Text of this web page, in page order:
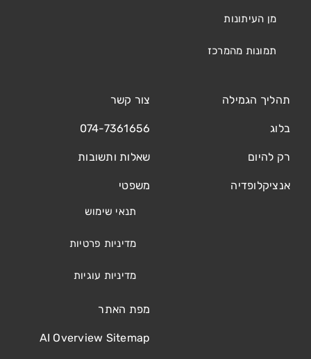
מן העיתונות
תמונות מהמרכז
תהליך הגמילה
בלוג
רק להיום
אנציקלופדיה
צור קשר
074-7361656
שאלות ותשובות
משפטי
תנאי שימוש
מדיניות פרטיות
מדיניות עוגיות
מפת האתר
AI Overview Sitemap